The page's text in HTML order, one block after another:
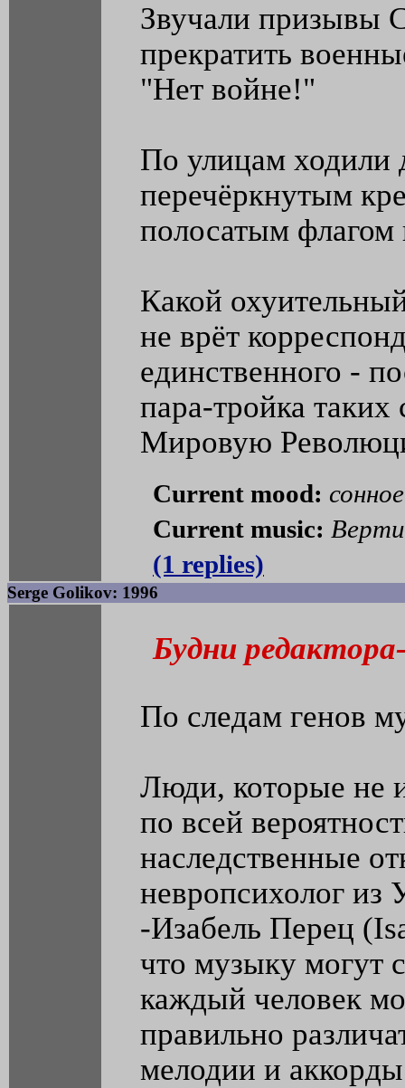
Звучали призывы
прекратить
"Нет войне!"
По улицам ходили
перечёркнутым
полосатым флагом
Какой
не врёт
единственного -
пара-тройка
Мировую
Current mood: сонное
Current music:
(1 replies)
Serge Golikov: 1996
Будни
По следам генов
Люди, которые не
по всей
наследственные
невропсихолог из
-Изабель Перец
что музыку могут
каждый человек
правильно
мелодии и